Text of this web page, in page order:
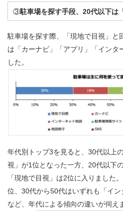
③駐車場を探す手段、20代以下は
駐車場を探す際、「現地で目視」と
は「カーナビ」「アプリ」「インタ
した。
年代別トップ3を見ると、30代以上
視」が1位となった一方、20代以下
「現地で目視」は2位に入りました
位、30代から50代はいずれも「イ
など、年代による傾向の違いが伺え